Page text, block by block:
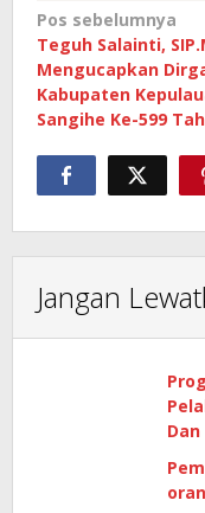
Navigasi
pos
Pos sebelumnya
Teguh Salainti,
Mengucapkan
Kabupaten
Sangihe Ke-599
Jangan